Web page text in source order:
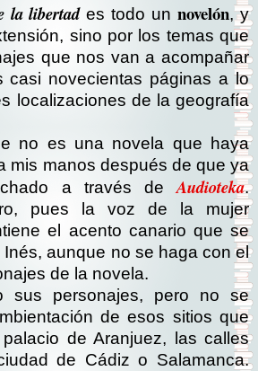
la libertades todo unnovelón, y
sino por los temas que
que nos van a acompañar
casi novecientas páginas a lo
localizaciones de la geografía
no es una novela que haya
mis manos después de que ya
a través de Audioteka.
pues la voz de la mujer
el acento canario que se
aunque no se haga con el
de la novela.
sus personajes, pero no se
de esos sitios que
de Aranjuez, las calles
de Cádiz o Salamanca.